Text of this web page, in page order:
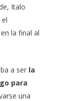
Italo
la final al
a ser la
para
una